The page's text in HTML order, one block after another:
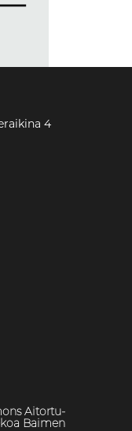
4
Aitortu-
Baimen